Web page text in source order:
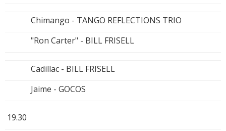
Chimango - TANGO REFLECTIONS TRIO
"Ron Carter" - BILL FRISELL
Cadillac - BILL FRISELL
Jaime - GOCOS
19.30